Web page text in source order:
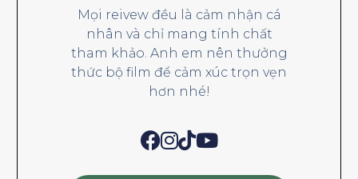
Mọi reivew đều là cảm nhận cá
nhân và chỉ mang tính chất
tham khảo. Anh em nên thưởng
thức bộ film để cảm xúc trọn vẹn
hơn nhé!